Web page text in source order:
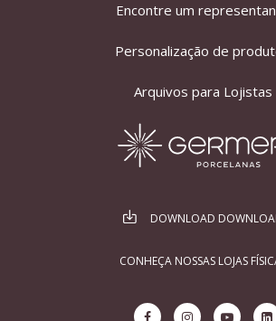
Encontre um
Personalização de
Arquivos para Lojistas
DOWNLOAD
CONHEÇA NOSSAS LOJAS